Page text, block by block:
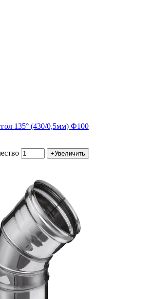
135° (430/0,5мм) Ф100
+Увеличить